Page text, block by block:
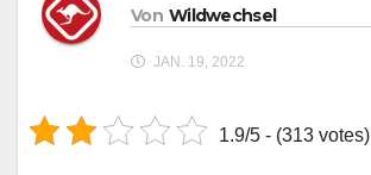
Von Wildwechsel
JAN. 19, 2022
1.9/5 - (313 votes)